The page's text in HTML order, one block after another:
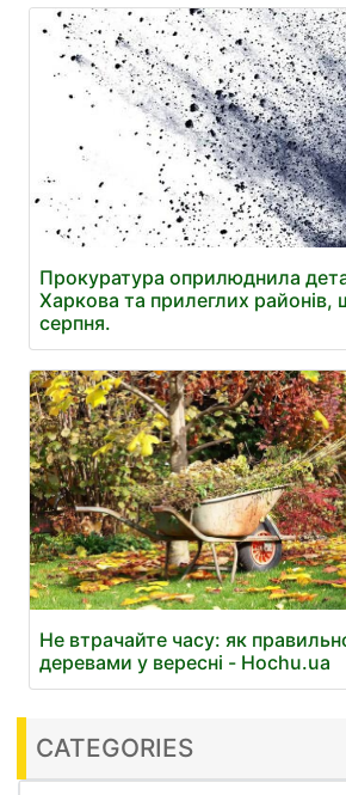
Прокуратура оприлюднила
Харкова та прилеглих районів,
серпня.
Не втрачайте часу: як
деревами у вересні - Hochu.ua
CATEGORIES